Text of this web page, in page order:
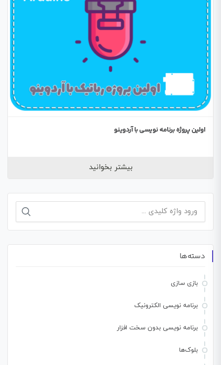
اولین پروژه برنامه نویسی با آردوینو
بیشتر بخوانید
جستجو
دسته‌ها
بازی سازی
برنامه نویسی الکترونیک
برنامه نویسی بدون سخت افزار
بلوک‌ها